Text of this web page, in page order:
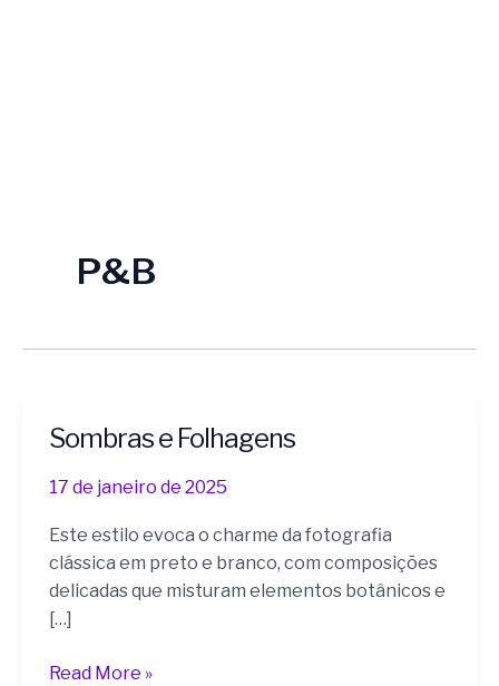
P&B
Sombras e Folhagens
17 de janeiro de 2025
Este estilo evoca o charme da fotografia
clássica em preto e branco, com composições
delicadas que misturam elementos botânicos e
[…]
Sombras
Folhagens
Read More »